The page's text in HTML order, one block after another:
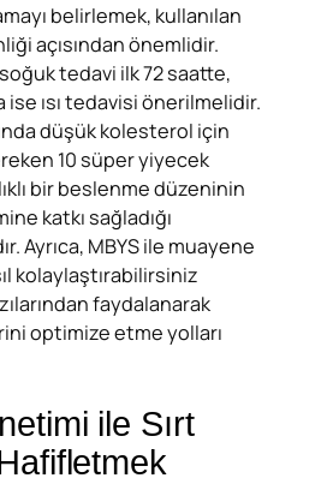
belirlemek, kullanılan
açısından önemlidir.
tedavi ilk 72 saatte,
ise ısı tedavisi önerilmelidir.
düşük kolesterol için
10 süper yiyecek
bir beslenme düzeninin
katkı sağladığı
Ayrıca, MBYS ile muayene
kolaylaştırabilirsiniz
faydalanarak
optimize etme yolları
ile Sırt